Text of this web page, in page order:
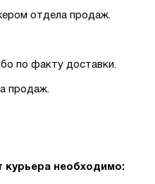
отдела продаж.
по факту доставки.
продаж.
курьера необходимо: